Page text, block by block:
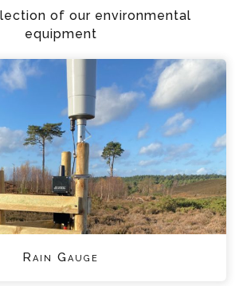
of our environmental
equipment
Rain Gauge